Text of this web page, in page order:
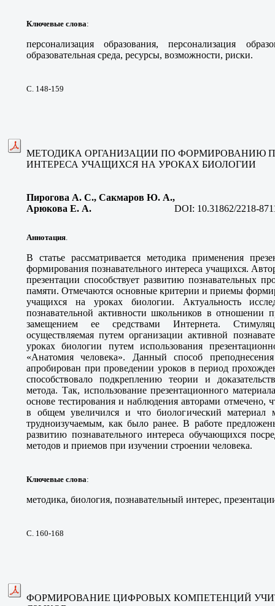
Ключевые слова:
персонализация образования, персонализация
образовательная среда, ресурсы, возможности, риски.
С. 148-159
МЕТОДИКА ОРГАНИЗАЦИИ ПО ФОРМИРОВАНИЮ
ИНТЕРЕСА УЧАЩИХСЯ НА УРОКАХ БИОЛОГИИ
Пирогова А. С., Сакмаров Ю. А.,
Арюкова Е. А. DOI: 10.31862/2218-
Аннотация.
В статье рассматривается методика применения
формирования познавательного интереса учащихся.
презентации способствует развитию познавательных
памяти. Отмечаются основные критерии и приемы
учащихся на уроках биологии. Актуальность
познавательной активности школьников в отношении
замещением ее средствами Интернета.
осуществляемая путем организации активной
уроках биологии путем использования
«Анатомия человека». Данный способ
апробирован при проведении уроков в период
способствовало подкреплению теории и
метода. Так, использование презентационного
основе тестирования и наблюдения авторами отмечено,
в общем увеличился и что биологический материал
трудноизучаемым, как было ранее. В работе
развитию познавательного интереса обучающихся
методов и приемов при изучении строении человека.
Ключевые слова:
методика, биология, познавательный интерес,
С. 160-168
ФОРМИРОВАНИЕ ЦИФРОВЫХ КОМПЕТЕНЦИЙ